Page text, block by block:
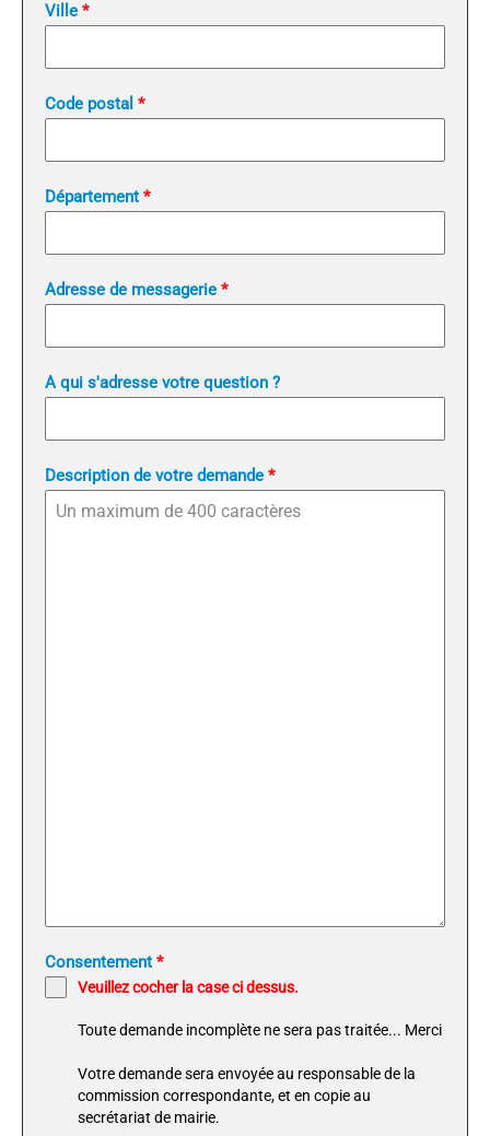
Ville *
Code postal *
Département *
Adresse de messagerie *
A qui s'adresse votre question ?
Description de votre demande *
Consentement *
Veuillez cocher la case ci dessus.
Toute demande incomplète ne sera pas traitée... Merci
Votre demande sera envoyée au responsable de la
commission correspondante, et en copie au
secrétariat de mairie.